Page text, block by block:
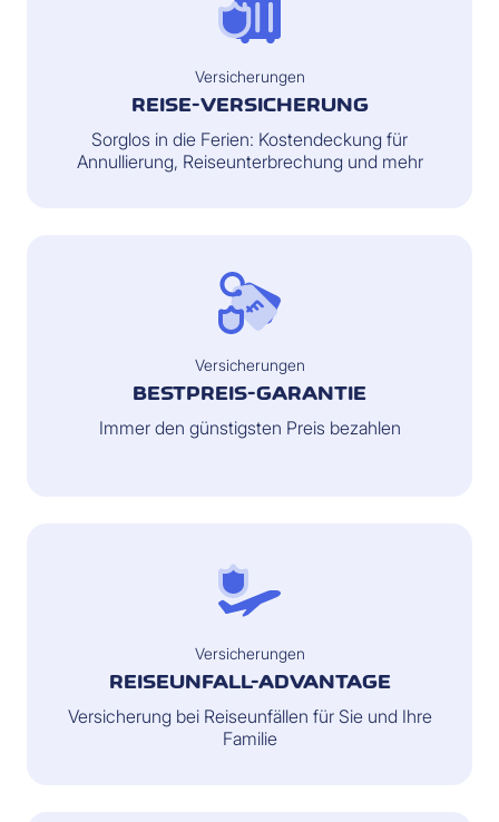
Versicherungen
REISE-VERSICHERUNG
Sorglos in die Ferien: Kostendeckung für
Annullierung, Reiseunterbrechung und mehr
Versicherungen
BESTPREIS-GARANTIE
Immer den günstigsten Preis bezahlen
Versicherungen
REISEUNFALL-ADVANTAGE
Versicherung bei Reiseunfällen für Sie und Ihre
Familie